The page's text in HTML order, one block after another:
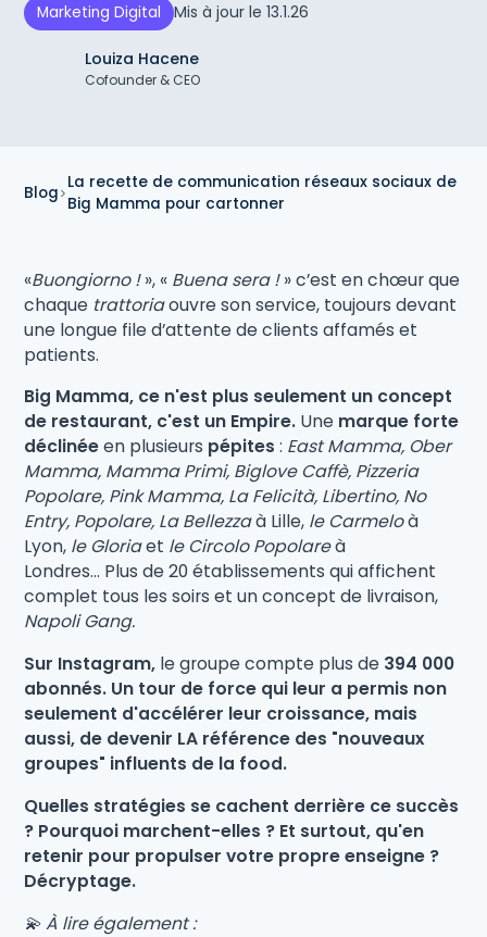
Marketing Digital Mis à jour le 13.1.26
Louiza Hacene
Cofounder & CEO
Blog
La recette de communication réseaux sociaux de
Big Mamma pour cartonner
«Buongiorno !», « Buena sera !» c’est en chœur que
chaque trattoriaouvre son service, toujours devant
une longue file d’attente de clients affamés et
patients.
Big Mamma, ce n'est plus seulement un concept
de restaurant, c'est un Empire. Une marque forte
déclinéeen plusieurs pépites: East Mamma, Ober
Mamma, Mamma Primi, Biglove Caffè, Pizzeria
Popolare, Pink Mamma, La Felicità, Libertino, No
Entry, Popolare, La Bellezzaà Lille, le Carmeloà
Lyon, le Gloriaet le Circolo Popolareà
Londres... Plus de 20 établissements qui affichent
complet tous les soirs et un concept de livraison,
Napoli Gang.
Sur Instagram, le groupe compte plus de 394 000
abonnés. Un tour de force qui leur a permis non
seulement d'accélérer leur croissance, mais
aussi, de devenir LA référence des "nouveaux
groupes" influents de la food.
Quelles stratégies se cachent derrière ce succès
? Pourquoi marchent-elles ? Et surtout, qu'en
retenir pour propulser votre propre enseigne ?
Décryptage.
💫 À lire également :